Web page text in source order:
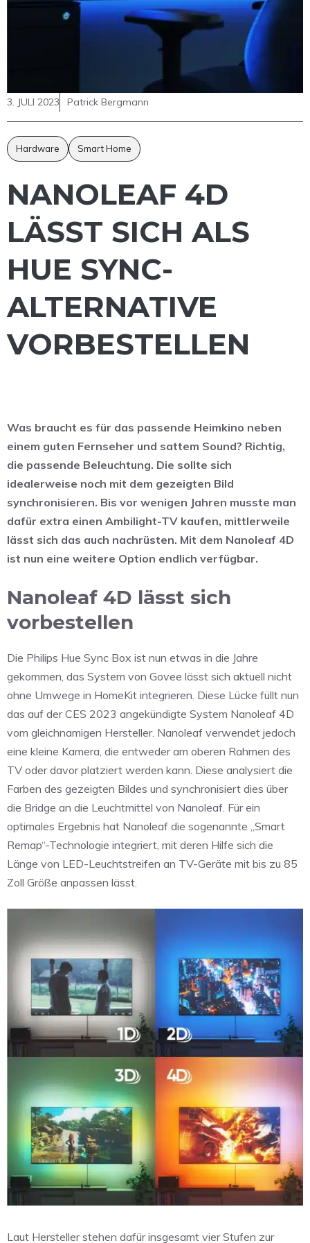
3. JULI 2023 Patrick Bergmann
Hardware Smart Home
NANOLEAF 4D
LÄSST SICH ALS
HUE SYNC-
ALTERNATIVE
VORBESTELLEN
Was braucht es für das passende Heimkino neben
einem guten Fernseher und sattem Sound? Richtig,
die passende Beleuchtung. Die sollte sich
idealerweise noch mit dem gezeigten Bild
synchronisieren. Bis vor wenigen Jahren musste man
dafür extra einen Ambilight-TV kaufen, mittlerweile
lässt sich das auch nachrüsten. Mit dem Nanoleaf 4D
ist nun eine weitere Option endlich verfügbar.
Nanoleaf 4D lässt sich
vorbestellen
Die Philips Hue Sync Box ist nun etwas in die Jahre
gekommen, das System von Govee lässt sich aktuell nicht
ohne Umwege in HomeKit integrieren. Diese Lücke füllt nun
das auf der CES 2023 angekündigte System Nanoleaf 4D
vom gleichnamigen Hersteller. Nanoleaf verwendet jedoch
eine kleine Kamera, die entweder am oberen Rahmen des
TV oder davor platziert werden kann. Diese analysiert die
Farben des gezeigten Bildes und synchronisiert dies über
die Bridge an die Leuchtmittel von Nanoleaf. Für ein
optimales Ergebnis hat Nanoleaf die sogenannte „Smart
Remap“-Technologie integriert, mit deren Hilfe sich die
Länge von LED-Leuchtstreifen an TV-Geräte mit bis zu 85
Zoll Größe anpassen lässt.
Laut Hersteller stehen dafür insgesamt vier Stufen zur